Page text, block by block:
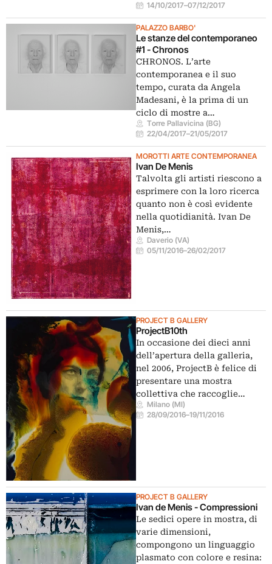
14/10/2017–07/12/2017
PALAZZO BARBO'
Le stanze del contemporaneo
#1 - Chronos
CHRONOS. L’arte
contemporanea e il suo
tempo, curata da Angela
Madesani, è la prima di un
ciclo di mostre a…
Torre Pallavicina (BG)
22/04/2017–21/05/2017
MOROTTI ARTE CONTEMPORANEA
Ivan De Menis
Talvolta gli artisti riescono a
esprimere con la loro ricerca
quanto non è così evidente
nella quotidianità. Ivan De
Menis,…
Daverio (VA)
05/11/2016–26/02/2017
PROJECT B GALLERY
ProjectB10th
In occasione dei dieci anni
dell’apertura della galleria,
nel 2006, ProjectB è felice di
presentare una mostra
collettiva che raccoglie…
Milano (MI)
28/09/2016–19/11/2016
PROJECT B GALLERY
Ivan de Menis - Compressioni
Le sedici opere in mostra, di
varie dimensioni,
compongono un linguaggio
plasmato con colore e resina: